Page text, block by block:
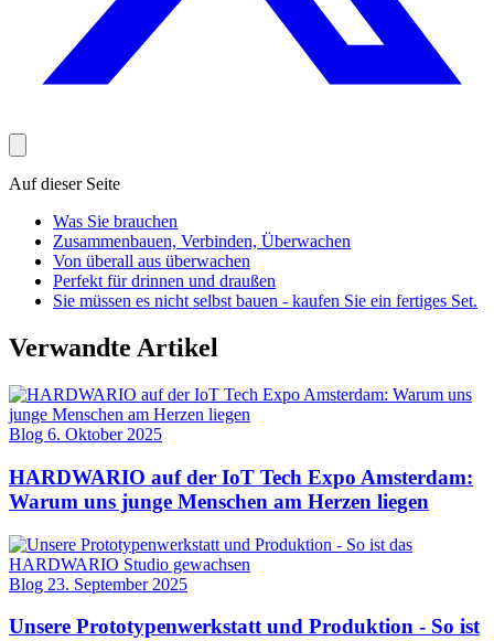
Auf dieser Seite
Was Sie brauchen
Zusammenbauen, Verbinden, Überwachen
Von überall aus überwachen
Perfekt für drinnen und draußen
Sie müssen es nicht selbst bauen - kaufen Sie ein fertiges Set.
Verwandte Artikel
Blog 6. Oktober 2025
HARDWARIO auf der IoT Tech Expo Amsterdam:
Warum uns junge Menschen am Herzen liegen
Blog 23. September 2025
Unsere Prototypenwerkstatt und Produktion - So ist